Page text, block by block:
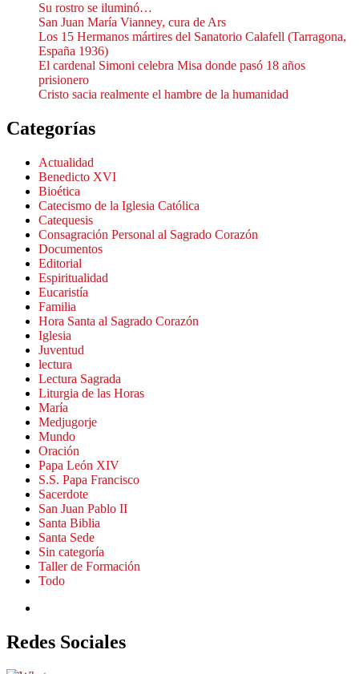
Su rostro se iluminó…
San Juan María Vianney, cura de Ars
Los 15 Hermanos mártires del Sanatorio Calafell (Tarragona,
España 1936)
El cardenal Simoni celebra Misa donde pasó 18 años
prisionero
Cristo sacia realmente el hambre de la humanidad
Categorías
Actualidad
Benedicto XVI
Bioética
Catecismo de la Iglesia Católica
Catequesis
Consagración Personal al Sagrado Corazón
Documentos
Editorial
Espiritualidad
Eucaristía
Familia
Hora Santa al Sagrado Corazón
Iglesia
Juventud
lectura
Lectura Sagrada
Liturgia de las Horas
María
Medjugorje
Mundo
Oración
Papa León XIV
S.S. Papa Francisco
Sacerdote
San Juan Pablo II
Santa Biblia
Santa Sede
Sin categoría
Taller de Formación
Todo
Redes Sociales